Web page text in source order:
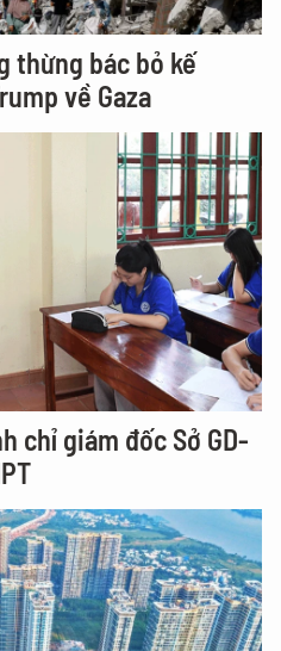
thừng bác bỏ kế
về Gaza
chỉ giám đốc Sở GD-